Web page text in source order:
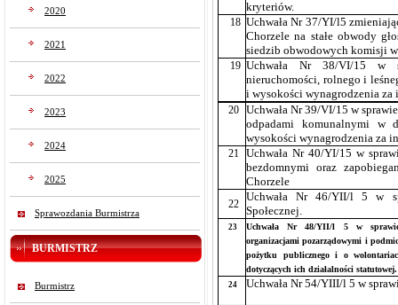
2020
2021
2022
2023
2024
2025
Sprawozdania Burmistrza
BURMISTRZ
Burmistrz
kryteriów.
18 Uchwała Nr 37/YI/l5
Chorzele na stałe obwody
siedzib obwodowych komisji
19 Uchwała Nr 38/VI/15 w
nieruchomości, rolnego i
i wysokości wynagrodzenia za
20
Uchwała Nr 39/VI/15 w
odpadami komunalnymi w
wysokości wynagrodzenia za
21
Uchwała Nr 40/YI/15 w
bezdomnymi oraz
Chorzele
22
Uchwała Nr 46/YII/l 5 w
Społecznej.
23
Uchwała Nr 48/YII/l 5 w sprawie
organizacjami pozarządowymi i
pożytku publicznego i o
dotyczących ich działalności statutowej.
24 Uchwała Nr 54/YIII/l 5 w